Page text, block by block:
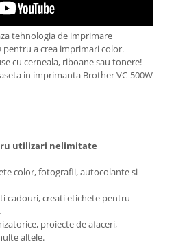
tehnologia de imprimare
a crea imprimari color.
cu cerneala, riboane sau tonere!
in imprimanta Brother VC-500W
utilizari nelimitate
color, fotografii, autocolante si
cadouri, creati etichete pentru
proiecte de afaceri,
altele.